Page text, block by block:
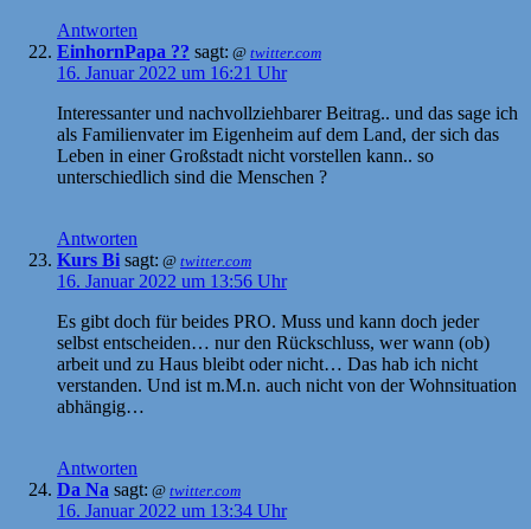
Antworten
EinhornPapa ?? sagt: @ twitter.com
16. Januar 2022 um 16:21 Uhr
Interessanter und nachvollziehbarer Beitrag.. und das sage ich
als Familienvater im Eigenheim auf dem Land, der sich das
Leben in einer Großstadt nicht vorstellen kann.. so
unterschiedlich sind die Menschen ?
Antworten
Kurs Bi sagt: @ twitter.com
16. Januar 2022 um 13:56 Uhr
Es gibt doch für beides PRO. Muss und kann doch jeder
selbst entscheiden… nur den Rückschluss, wer wann (ob)
arbeit und zu Haus bleibt oder nicht… Das hab ich nicht
verstanden. Und ist m.M.n. auch nicht von der Wohnsituation
abhängig…
Antworten
Da Na sagt: @ twitter.com
16. Januar 2022 um 13:34 Uhr